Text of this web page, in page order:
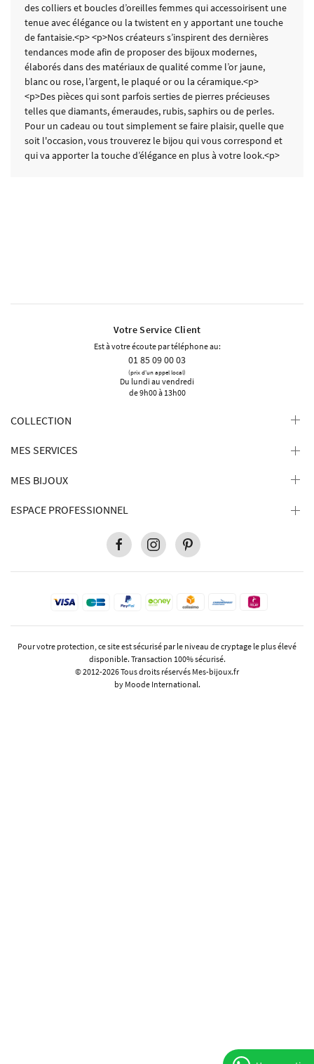
des colliers et boucles d’oreilles femmes qui accessoirisent une
tenue avec élégance ou la twistent en y apportant une touche
de fantaisie.<p> <p>Nos créateurs s’inspirent des dernières
tendances mode afin de proposer des bijoux modernes,
élaborés dans des matériaux de qualité comme l’or jaune,
blanc ou rose, l’argent, le plaqué or ou la céramique.<p>
<p>Des pièces qui sont parfois serties de pierres précieuses
telles que diamants, émeraudes, rubis, saphirs ou de perles.
Pour un cadeau ou tout simplement se faire plaisir, quelle que
soit l'occasion, vous trouverez le bijou qui vous correspond et
qui va apporter la touche d’élégance en plus à votre look.<p>
Votre Service Client
Est à votre écoute par téléphone au:
01 85 09 00 03
(prix d'un appel local)
Du lundi au vendredi
de 9h00 à 13h00
COLLECTION
MES SERVICES
MES BIJOUX
ESPACE PROFESSIONNEL
Pour votre protection, ce site est sécurisé par le niveau de cryptage le plus élevé
disponible. Transaction 100% sécurisé.
© 2012-2026 Tous droits réservés Mes-bijoux.fr
by Moode International.